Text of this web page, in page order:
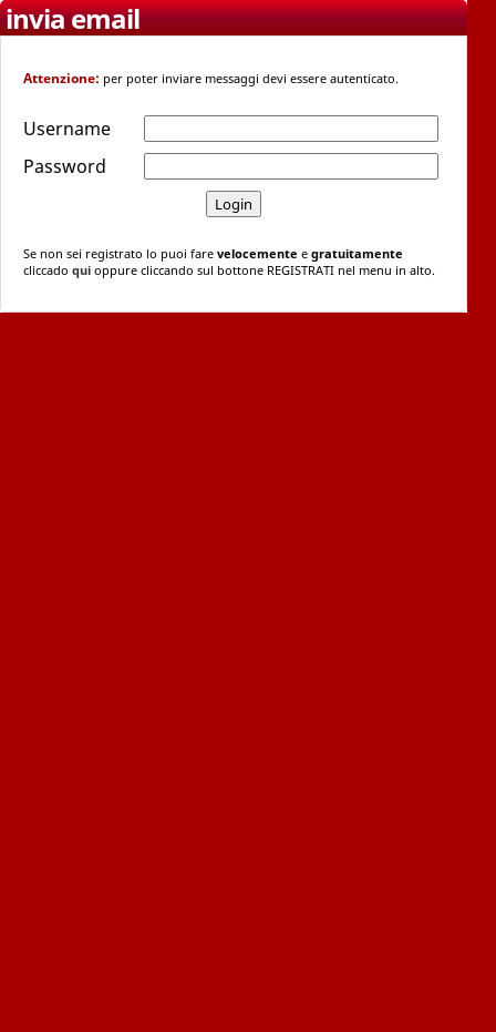
invia email
Attenzione: per poter inviare messaggi devi essere autenticato.
Username
Password
Se non sei registrato lo puoi fare velocemente e gratuitamente
cliccado qui oppure cliccando sul bottone REGISTRATI nel menu in alto.